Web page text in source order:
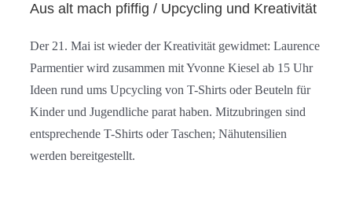
Aus alt mach pfiffig / Upcycling und Kreativität
Der 21. Mai ist wieder der Kreativität gewidmet: Laurence
Parmentier wird zusammen mit Yvonne Kiesel ab 15 Uhr
Ideen rund ums Upcycling von T-Shirts oder Beuteln für
Kinder und Jugendliche parat haben. Mitzubringen sind
entsprechende T-Shirts oder Taschen; Nähutensilien
werden bereitgestellt.